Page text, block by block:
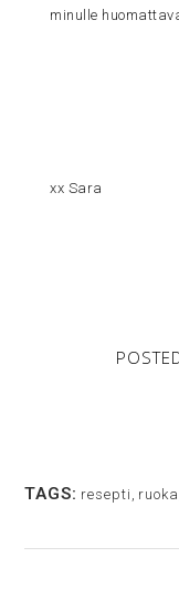
minulle
xx Sara
TAGS: resepti , ruoka